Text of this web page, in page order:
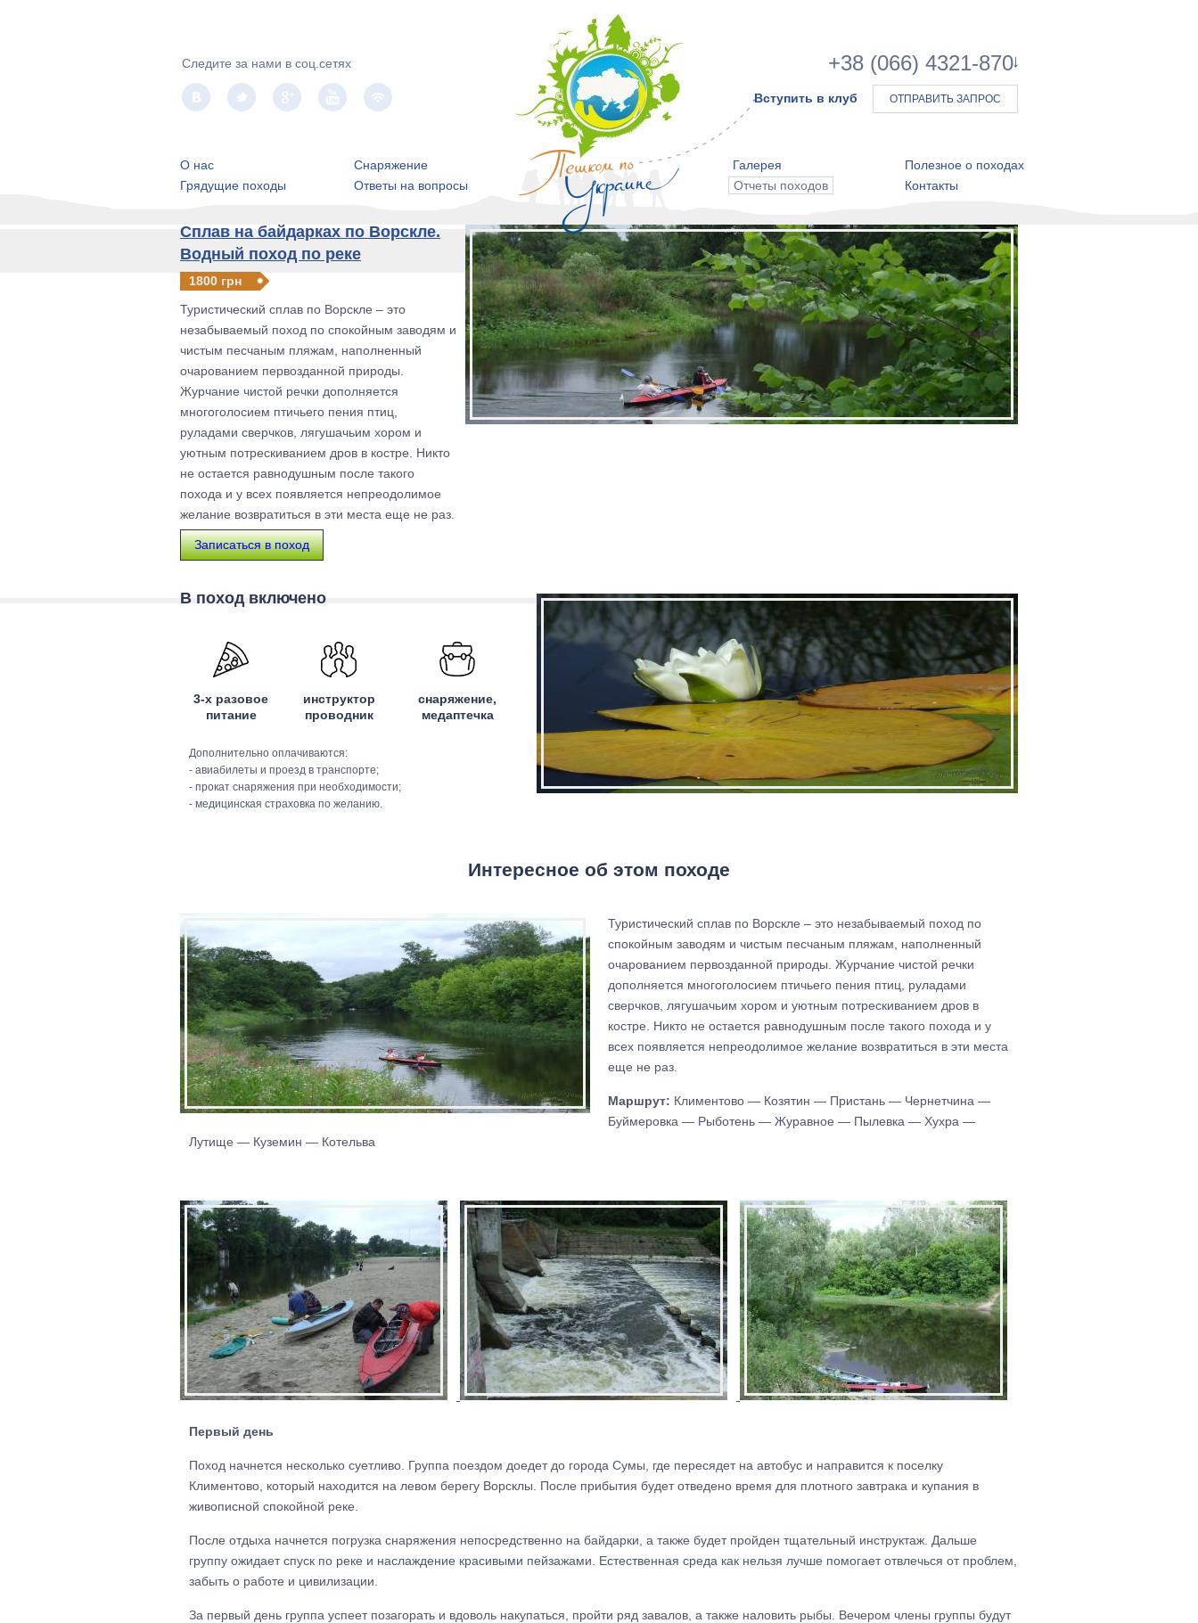
Следите за нами в соц.сетях
О нас
Снаряжение
Грядущие походы
Ответы на вопросы
+38 (066) 4321-870
Вступить в клуб ОТПРАВИТЬ ЗАПРОС
Галерея
Полезное о походах
Отчеты походов
Контакты
Сплав на байдарках по Ворскле.
Водный поход по реке
1800 грн
Туристический сплав по Ворскле – это
незабываемый поход по спокойным заводям и
чистым песчаным пляжам, наполненный
очарованием первозданной природы.
Журчание чистой речки дополняется
многоголосием птичьего пения птиц,
руладами сверчков, лягушачьим хором и
уютным потрескиванием дров в костре. Никто
не остается равнодушным после такого
похода и у всех появляется непреодолимое
желание возвратиться в эти места еще не раз.
Записаться в поход
В поход включено
3-х разовое
питание
инструктор
проводник
снаряжение,
медаптечка
Дополнительно оплачиваются:
- авиабилеты и проезд в транспорте;
- прокат снаряжения при необходимости;
- медицинская страховка по желанию.
Интересное об этом походе
Туристический сплав по Ворскле – это незабываемый поход по
спокойным заводям и чистым песчаным пляжам, наполненный
очарованием первозданной природы. Журчание чистой речки
дополняется многоголосием птичьего пения птиц, руладами
сверчков, лягушачьим хором и уютным потрескиванием дров в
костре. Никто не остается равнодушным после такого похода и у
всех появляется непреодолимое желание возвратиться в эти места
еще не раз.
Маршрут: Климентово — Козятин — Пристань — Чернетчина —
Буймеровка — Рыботень — Журавное — Пылевка — Хухра —
Лутище — Куземин — Котельва
Первый день
Поход начнется несколько суетливо. Группа поездом доедет до города Сумы, где пересядет на автобус и направится к поселку
Климентово, который находится на левом берегу Ворсклы. После прибытия будет отведено время для плотного завтрака и купания в
живописной спокойной реке.
После отдыха начнется погрузка снаряжения непосредственно на байдарки, а также будет пройден тщательный инструктаж. Дальше
группу ожидает спуск по реке и наслаждение красивыми пейзажами. Естественная среда как нельзя лучше помогает отвлечься от проблем,
забыть о работе и цивилизации.
За первый день группа успеет позагорать и вдоволь накупаться, пройти ряд завалов, а также наловить рыбы. Вечером члены группы будут